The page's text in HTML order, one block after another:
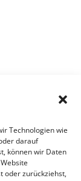
Technologien wie
darauf
können wir Daten
oder zurückziehst,